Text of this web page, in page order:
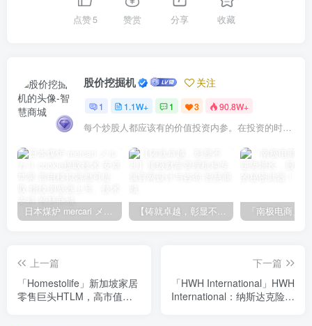
点赞5 赞赏 分享 收藏
股价挖掘机 关注
1 1.1W+ 1 3 90.8W+
每个炒股人都应该有的价值投资内参。在投资的时候，我们把自己看成是企业分析师——而不是市场分析师，也不是宏观经济分析师，更不是证券分析师。
日本煤炉 mercari メルカリ cookie提取技术 安卓 苹果 雷电模拟器都可提取,指纹浏览器上号。技术支持 【铸就卓越，彰显不凡】顶级财富管理机构专属官网设计与咨询
上一篇
「Homestolife」新加坡家居
零售巨头HTLM，高市值背
下一篇
「HWH International」HWH
International：纳斯达克险境